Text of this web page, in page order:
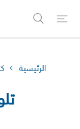
الرئيسية